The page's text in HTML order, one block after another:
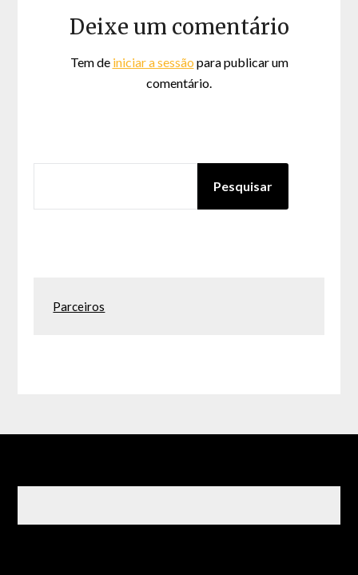
Deixe um comentário
Tem de iniciar a sessão para publicar um
comentário.
Pesquisar
Parceiros